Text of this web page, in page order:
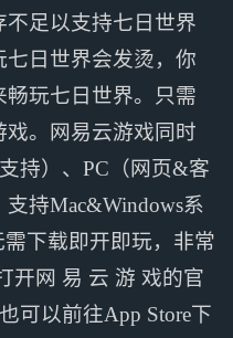
足以支持七日世界
日世界会发烫，你
玩七日世界。只需
。网易云游戏同时
持）、PC（网页&客
持Mac&Windows系
下载即开即玩，非常
开网 易 云 游 戏的官
可以前往App Store下